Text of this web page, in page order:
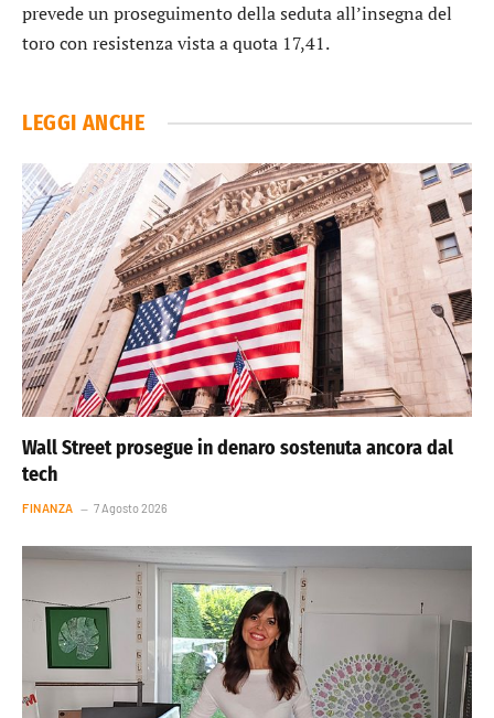
prevede un proseguimento della seduta all’insegna del
toro con resistenza vista a quota 17,41.
LEGGI ANCHE
Wall Street prosegue in denaro sostenuta ancora dal
tech
FINANZA 7 Agosto 2026